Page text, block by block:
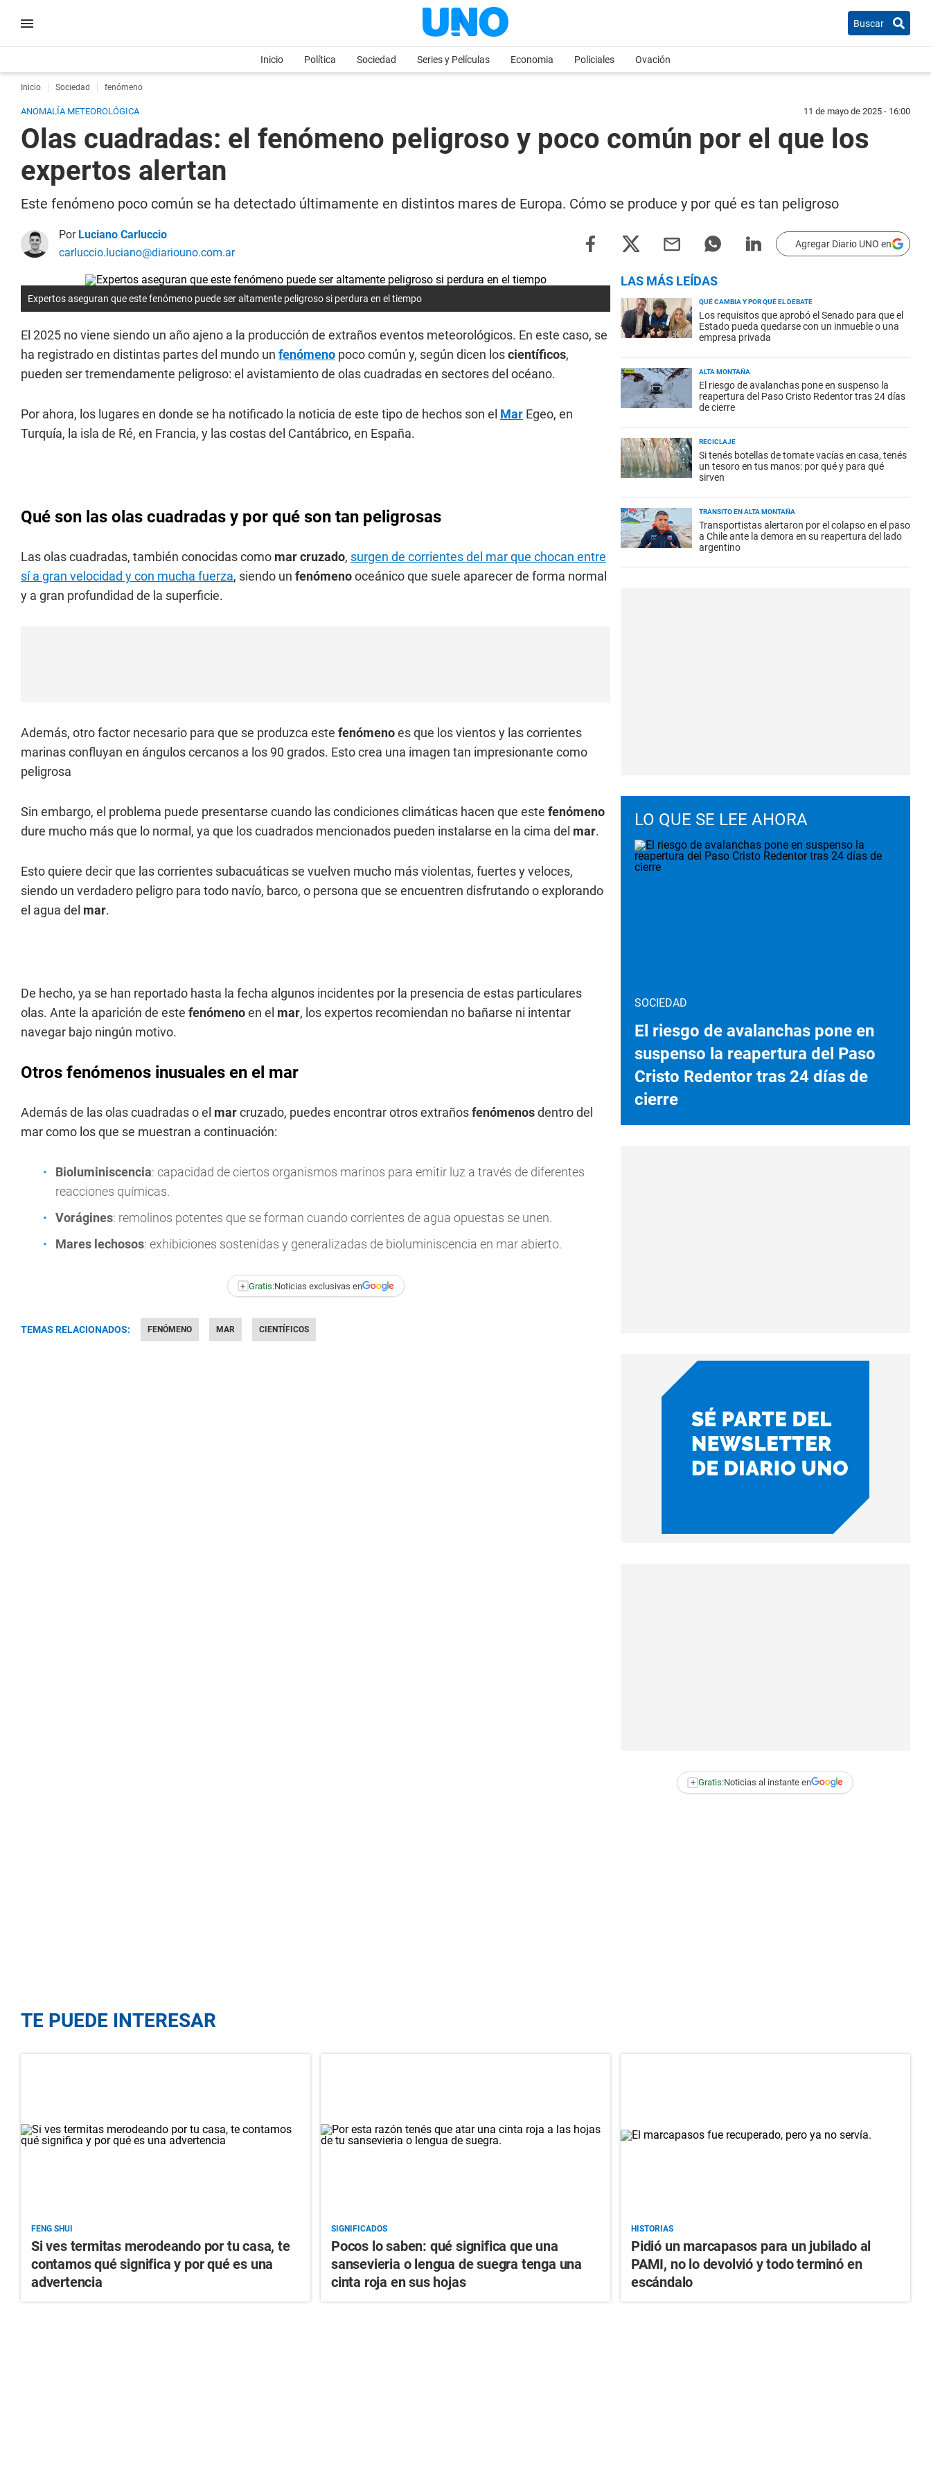
Buscar
Inicio Política Sociedad Series y Películas Economia Policiales Ovación
Inicio Sociedad fenómeno
ANOMALÍA METEOROLÓGICA 11 de mayo de 2025 - 16:00
Olas cuadradas: el fenómeno peligroso y poco común por el que los
expertos alertan
Este fenómeno poco común se ha detectado últimamente en distintos mares de Europa. Cómo se produce y por qué es tan peligroso
Por Luciano Carluccio
carluccio.luciano@diariouno.com.ar
Agregar Diario UNO en
Expertos aseguran que este fenómeno puede ser altamente peligroso si perdura en el tiempo
El 2025 no viene siendo un año ajeno a la producción de extraños eventos meteorológicos. En este caso, se
ha registrado en distintas partes del mundo un fenómeno poco común y, según dicen loscientíficos,
pueden ser tremendamente peligroso: el avistamiento de olas cuadradas en sectores del océano.
Por ahora, los lugares en donde se ha notificado la noticia de este tipo de hechos son el Mar Egeo, en
Turquía, la isla de Ré, en Francia, y las costas del Cantábrico, en España.
Qué son las olas cuadradas y por qué son tan peligrosas
Las olas cuadradas, también conocidas como mar cruzado, surgen de corrientes del mar que chocan entre
sí a gran velocidad y con mucha fuerza, siendo un fenómenooceánico que suele aparecer de forma normal
y a gran profundidad de la superficie.
Además, otro factor necesario para que se produzca este fenómenoes que los vientos y las corrientes
marinas confluyan en ángulos cercanos a los 90 grados. Esto crea una imagen tan impresionante como
peligrosa
Sin embargo, el problema puede presentarse cuando las condiciones climáticas hacen que este fenómeno
dure mucho más que lo normal, ya que los cuadrados mencionados pueden instalarse en la cima del mar.
Esto quiere decir que las corrientes subacuáticas se vuelven mucho más violentas, fuertes y veloces,
siendo un verdadero peligro para todo navío, barco, o persona que se encuentren disfrutando o explorando
el agua del mar.
De hecho, ya se han reportado hasta la fecha algunos incidentes por la presencia de estas particulares
olas. Ante la aparición de este fenómenoen el mar, los expertos recomiendan no bañarse ni intentar
navegar bajo ningún motivo.
Otros fenómenos inusuales en el mar
Además de las olas cuadradas o el marcruzado, puedes encontrar otros extrañosfenómenosdentro del
mar como los que se muestran a continuación:
Bioluminiscencia: capacidad de ciertos organismos marinos para emitir luz a través de diferentes
reacciones químicas.
Vorágines: remolinos potentes que se forman cuando corrientes de agua opuestas se unen.
Mares lechosos: exhibiciones sostenidas y generalizadas de bioluminiscencia en mar abierto.
+ Gratis:Noticias exclusivas en
TEMAS RELACIONADOS: FENÓMENO MAR CIENTÍFICOS
LAS MÁS LEÍDAS
QUÉ CAMBIA Y POR QUÉ EL DEBATE
Los requisitos que aprobó el Senado para que el
Estado pueda quedarse con un inmueble o una
empresa privada
ALTA MONTAÑA
El riesgo de avalanchas pone en suspenso la
reapertura del Paso Cristo Redentor tras 24 días
de cierre
RECICLAJE
Si tenés botellas de tomate vacías en casa, tenés
un tesoro en tus manos: por qué y para qué
sirven
TRÁNSITO EN ALTA MONTAÑA
Transportistas alertaron por el colapso en el paso
a Chile ante la demora en su reapertura del lado
argentino
LO QUE SE LEE AHORA
SOCIEDAD
El riesgo de avalanchas pone en
suspenso la reapertura del Paso
Cristo Redentor tras 24 días de
cierre
+ Gratis:Noticias al instante en
TE PUEDE INTERESAR
FENG SHUI
Si ves termitas merodeando por tu casa, te
contamos qué significa y por qué es una
advertencia
SIGNIFICADOS
Pocos lo saben: qué significa que una
sansevieria o lengua de suegra tenga una
cinta roja en sus hojas
HISTORIAS
Pidió un marcapasos para un jubilado al
PAMI, no lo devolvió y todo terminó en
escándalo